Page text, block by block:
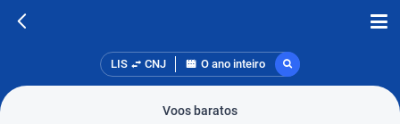
LIS CNJ O ano inteiro
Voos baratos